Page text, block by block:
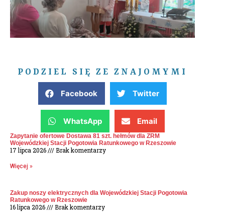
PODZIEL SIĘ ZE ZNAJOMYMI
Facebook Twitter
WhatsApp Email
Zapytanie ofertowe Dostawa 81 szt. hełmów dla ZRM
Wojewódzkiej Stacji Pogotowia Ratunkowego w Rzeszowie
17 lipca 2026 Brak komentarzy
Więcej »
Zakup noszy elektrycznych dla Wojewódzkiej Stacji Pogotowia
Ratunkowego w Rzeszowie
16 lipca 2026 Brak komentarzy